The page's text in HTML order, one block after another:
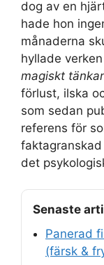
dog av en
hade hon
månaderna
hyllade
magiskt
förlust, ilska
som sedan
referens för
det
Senaste
Panerad
(färsk &